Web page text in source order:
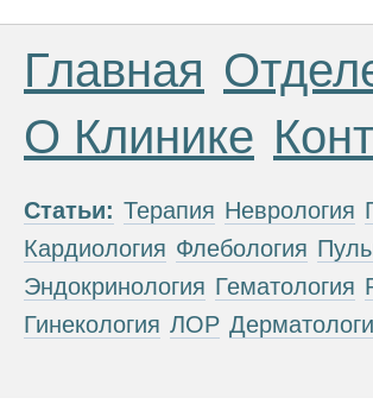
Главная
О Клинике
Статьи: Терапия Неврология
Кардиология Флебология
Эндокринология Гематология
Гинекология ЛОР